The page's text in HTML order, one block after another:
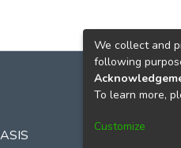
We collect and
following
To learn more,
Customize